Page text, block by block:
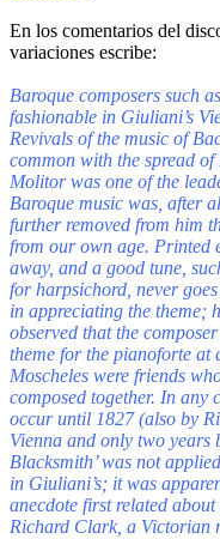
En los comentarios del
variaciones escribe:
Baroque composers such
fashionable in Giuliani’s
Revivals of the music of
common with the spread
Molitor was one of the
Baroque music was, after
further removed from him
from our own age. Printed
away, and a good tune,
for harpsichord, never
in appreciating the theme;
observed that the
theme for the pianoforte at
Moscheles were friends
composed together. In any
occur until 1827 (also by
Vienna and only two years
Blacksmith’ was not
in Giuliani’s; it was
anecdote first related
Richard Clark, a Victorian